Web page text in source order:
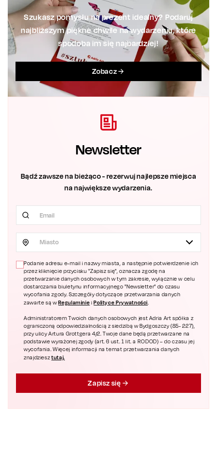
Szukasz pomysłu na prezent idealny? Podaruj
najbliższym piękne chwile na wydarzeniu, które
spodoba im się najbardziej!
Zobacz
Newsletter
Bądź zawsze na bieżąco - rezerwuj najlepsze miejsca
na największe wydarzenia.
Miasto
Podanie adresu e-mail i nazwy miasta, a następnie potwierdzenie ich
przez kliknięcie przycisku "Zapisz się", oznacza zgodę na
przetwarzanie danych osobowych w tym zakresie, wyłącznie w celu
dostarczania biuletynu informacyjnego "Newsletter" do czasu
wycofania zgody. Szczegóły dotyczące przetwarzania danych
zawarte są wRegulaminie iPolityce Prywatności.
Administratorem Twoich danych osobowych jest Adria Art spółka z
ograniczoną odpowiedzialnością z siedzibą w Bydgoszczy (85- 227),
przy ulicy Artura Grottgera 4/2. Twoje dane będą przetwarzane na
podstawie wyrażonej zgody (art. 6 ust. 1 lit. a RODOD) – do czasu jej
wycofania. Więcej informacji na temat przetwarzania danych
znajdziesztutaj.
Zapisz się